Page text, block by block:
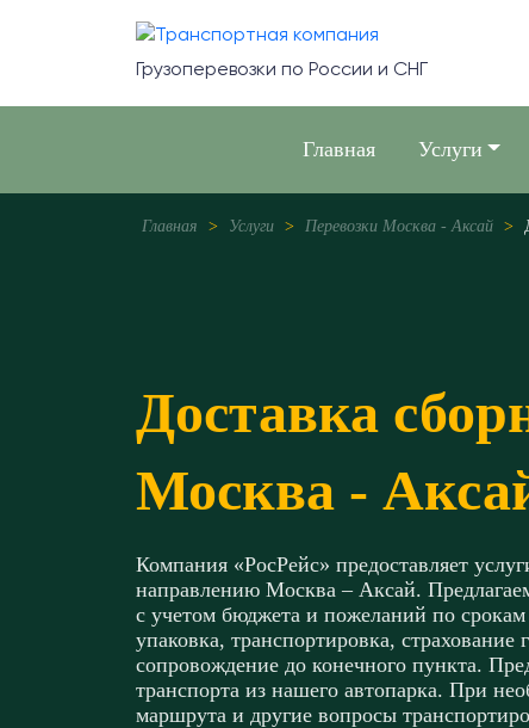
Грузоперевозки по России и СНГ
Главная Услуги
Главная > Услуги > Перевозки Москва - Аксай >
Доставка
Москва -
Компания «РосРейс» предоставляет
направлению Москва – Аксай.
с учетом бюджета и пожеланий по срокам
упаковка, транспортировка,
сопровождение до конечного пункта.
транспорта из нашего автопарка. При
маршрута и другие вопросы